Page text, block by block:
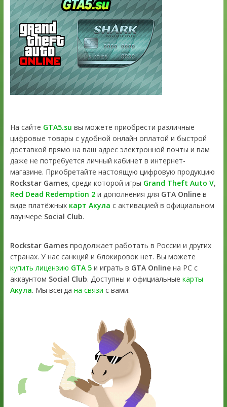
На сайте GTA5.su вы можете приобрести различные
цифровые товары с удобной онлайн оплатой и быстрой
доставкой прямо на ваш адрес электронной почты и вам
даже не потребуется личный кабинет в интернет-
магазине. Приобретайте настоящую цифровую продукцию
Rockstar Games, среди которой игры Grand Theft Auto V,
Red Dead Redemption 2и дополнения для GTA Onlineв
виде платёжных карт Акула с активацией в официальном
лаунчере Social Club.
Rockstar Gamesпродолжает работать в России и других
странах. У нас санкций и блокировок нет. Вы можете
купить лицензию GTA 5и играть в GTA Onlineна PC с
аккаунтом Social Club. Доступны и официальные карты
Акула. Мы всегда на связи с вами.